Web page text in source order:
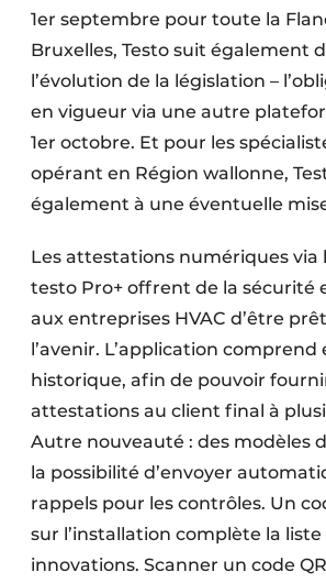
1er septembre pour toute la
Bruxelles, Testo suit également
l’évolution de la législation –
en vigueur via une autre
1er octobre. Et pour les
opérant en Région wallonne,
également à une éventuelle
Les attestations numériques via
testo Pro+ offrent de la
aux entreprises HVAC d’être
l’avenir. L’application
historique, afin de pouvoir
attestations au client final à
Autre nouveauté : des modèles
la possibilité d’envoyer
rappels pour les contrôles. Un
sur l’installation complète la liste
innovations. Scanner un code